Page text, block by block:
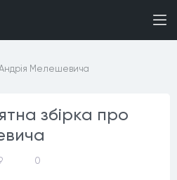
Андрія Мелешевича
збірка про
0